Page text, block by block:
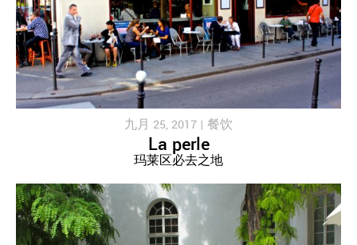
九月 25, 2017 | 餐饮
La perle
玛莱区必去之地